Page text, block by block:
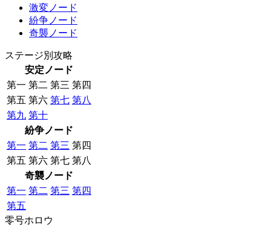
激変ノード
紛争ノード
奇襲ノード
ステージ別攻略
安定ノード
第一 第二 第三 第四
第五 第六 第七 第八
第九 第十
紛争ノード
第一 第二 第三 第四
第五 第六 第七 第八
奇襲ノード
第一 第二 第三 第四
第五
零号ホロウ